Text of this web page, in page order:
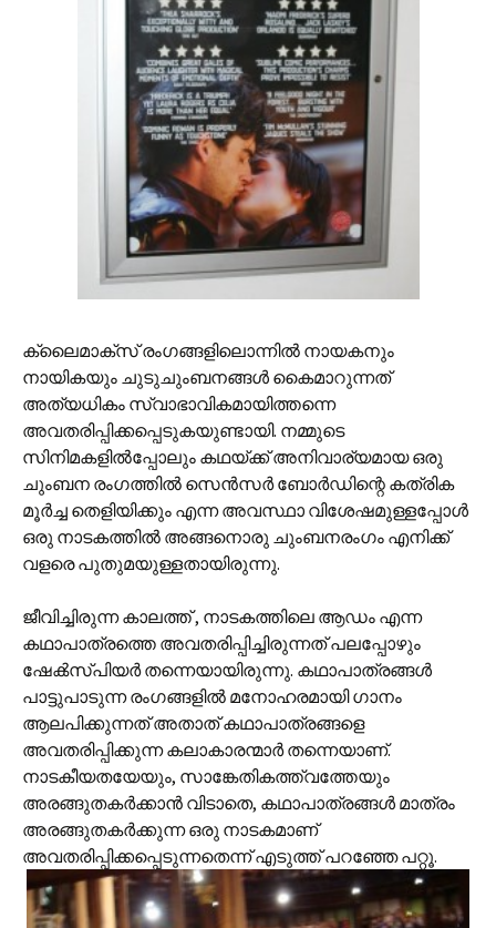
ക്ലൈമാക്സ് രംഗങ്ങളിലൊന്നില്‍ നായകനും
നായികയും ചുടുചുംബനങ്ങള്‍ കൈമാറുന്നത്
അത്യധികം സ്വാഭാവികമായിത്തന്നെ
അവതരിപ്പിക്കപ്പെടുകയുണ്ടായി. നമ്മുടെ
സിനിമകളില്‍പ്പോലും കഥയ്ക്ക് അനിവാര്യമായ ഒരു
ചുംബന രംഗത്തില്‍ സെന്‍സര്‍ ബോര്‍ഡിന്റെ കത്രിക
മൂര്‍ച്ച തെളിയിക്കും എന്ന അവസ്ഥാ വിശേഷമുള്ളപ്പോള്‍
ഒരു നാടകത്തില്‍ അങ്ങനൊരു ചുംബനരംഗം എനിക്ക്
വളരെ പുതുമയുള്ളതായിരുന്നു.
ജീവിച്ചിരുന്ന കാലത്ത് , നാടകത്തിലെ ആഡം എന്ന
കഥാപാത്രത്തെ അവതരിപ്പിച്ചിരുന്നത് പലപ്പോഴും
ഷേക്‍സ്പിയര്‍ തന്നെയായിരുന്നു. കഥാപാത്രങ്ങള്‍
പാട്ടുപാടുന്ന രംഗങ്ങളില്‍ മനോഹരമായി ഗാനം
ആലപിക്കുന്നത് അതാത് കഥാപാത്രങ്ങളെ
അവതരിപ്പിക്കുന്ന കലാകാരന്മാര്‍ തന്നെയാണ്.
നാടകീയതയേയും, സാങ്കേതികത്ത്വത്തേയും
അരങ്ങുതകര്‍ക്കാന്‍ വിടാതെ, കഥാപാത്രങ്ങള്‍ മാത്രം
അരങ്ങുതകര്‍ക്കുന്ന ഒരു നാടകമാണ്
അവതരിപ്പിക്കപ്പെടുന്നതെന്ന് എടുത്ത് പറഞ്ഞേ പറ്റൂ.